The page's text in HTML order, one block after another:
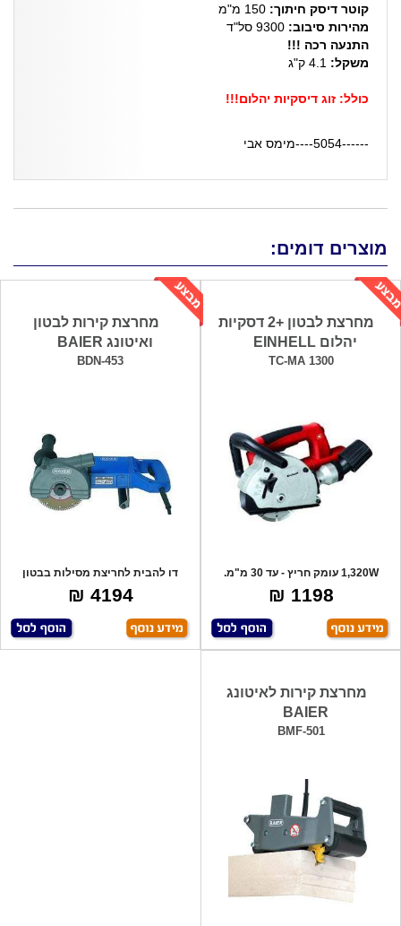
קוטר דיסק חיתוך: 150 מ"מ
מהירות סיבוב:
התנעה רכה !!!
משקל: 4.1 ק"ג
כולל: זוג דיסקיות יהלום!!!
------5054----מימס אבי
מוצרים דומים:
מחרצת לבטון +2 דסקיות
יהלום EINHELL
TC-MA 1300
1,320W עומק חריץ - עד 30 מ"מ.
כולל: 2 דס
1198 ₪
מחרצת קירות לבטון
ואיטונג BAIER
BDN-453
דו להבית לחריצת מסילות בבטון
ואיטונג, קו
4194 ₪
מחרצת קירות לאיטונג
BAIER
BMF-501